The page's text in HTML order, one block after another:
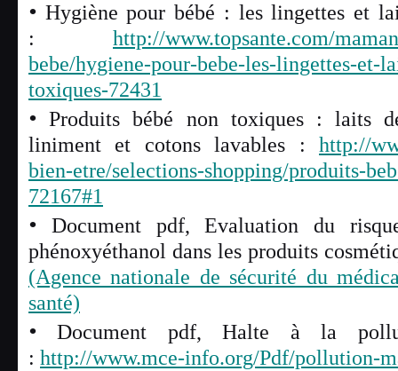
• Hygiène pour bébé : les lingettes et
: http://www.topsante.com/
bebe/hygiene-pour-bebe-les-lingettes-et-
toxiques-72431
• Produits bébé non toxiques : laits
liniment et cotons lavables : http://
bien-etre/selections-shopping/produits-
72167#1
• Document pdf, Evaluation du
phénoxyéthanol dans les produits
(Agence nationale de sécurité du
santé)
• Document pdf, Halte à la
: http://www.mce-info.org/Pdf/pollution-